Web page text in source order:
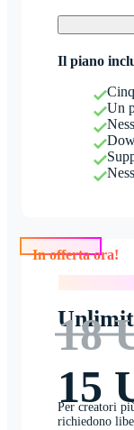
Il piano
Un
18
15
Per creatori
richiedono